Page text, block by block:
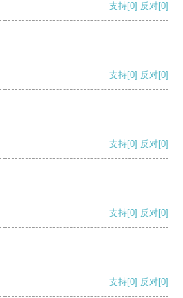
支持[0] 反对[0]
支持[0] 反对[0]
支持[0] 反对[0]
支持[0] 反对[0]
支持[0] 反对[0]